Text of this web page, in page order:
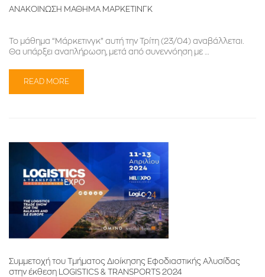
ΑΝΑΚΟΙΝΩΣΗ ΜΑΘΗΜΑ ΜΑΡΚΕΤΙΝΓΚ
Το μάθημα “Μάρκετινγκ” αυτή την Τρίτη (23/04) αναβάλλεται.
Θα υπάρξει αναπλήρωση, μετά από συνεννόηση με …
READ MORE
Συμμετοχή του Τμήματος Διοίκησης Εφοδιαστικής Αλυσίδας
στην έκθεση LOGISTICS & TRANSPORTS 2024